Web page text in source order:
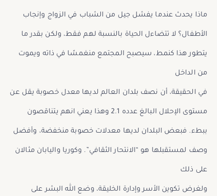
ماذا يحدث عندما يفشل جيل من الشباب في الزواج وإنجاب
الأطفال؟ لا تتضاءل الحياة بالنسبة لهم فقط، ولكن بقدر ما
يتطور هذا كنمط، سيصبح المجتمع منغمسًا في ذاته ويموت
من الداخل
في الحقيقة، أن نصف بلدان العالم لديها معدل خصوبة يقل عن
مستوى الإحلال البالغ عدده 2.1 وهذا يعني انهم يتناقصون
ببطء. فبعض البلدان لديها معدلات خصوبة منخفضة، وأفضل
وصف لمستقبلها هو “الانتحار الثقافي”. وكوريا واليابان مثالان
على ذلك
ولغرض تكوين الأسر وإدارة الخليقة، وضع الله البشر على